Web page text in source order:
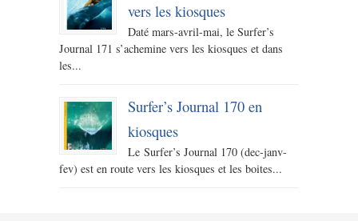
vers les kiosques
Daté mars-avril-mai, le Surfer’s
Journal 171 s’achemine vers les kiosques et dans
les...
Surfer’s Journal 170 en
kiosques
Le Surfer’s Journal 170 (dec-janv-
fev) est en route vers les kiosques et les boites...